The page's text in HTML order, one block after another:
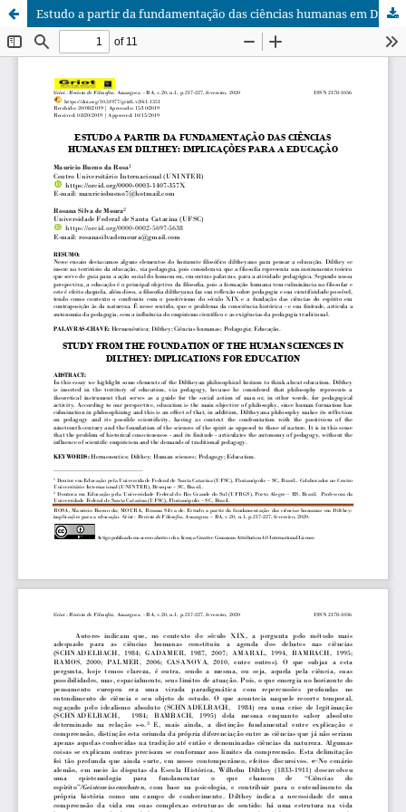
Estudo a partir da fundamentação das ciências humanas em Dilthey: implicações para a educação